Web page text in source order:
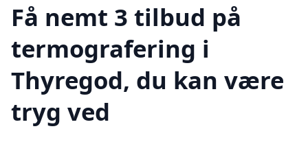
Få nemt 3 tilbud på
termografering i
Thyregod, du kan være
tryg ved